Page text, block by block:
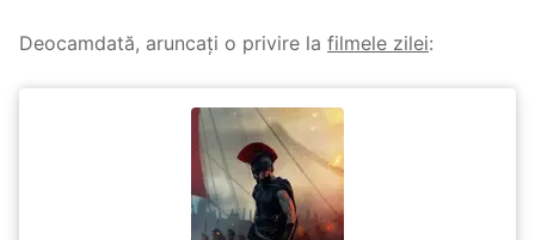
Deocamdată, aruncați o privire la filmele zilei: